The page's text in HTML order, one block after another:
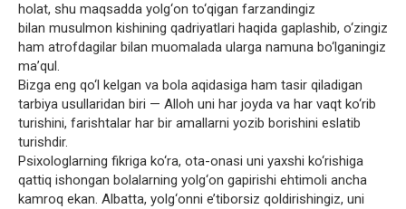
holat, shu maqsadda yolg‘on to‘qigan farzandingiz
bilan musulmon kishining qadriyatlari haqida gaplashib, o‘zingiz
ham atrofdagilar bilan muomalada ularga namuna bo‘lganingiz
ma’qul.
Bizga eng qo‘l kelgan va bola aqidasiga ham tasir qiladigan
tarbiya usullaridan biri — Alloh uni har joyda va har vaqt ko‘rib
turishini, farishtalar har bir amallarni yozib borishini eslatib
turishdir.
Psixologlarning fikriga ko‘ra, ota-onasi uni yaxshi ko‘rishiga
qattiq ishongan bolalarning yolg‘on gapirishi ehtimoli ancha
kamroq ekan. Albatta, yolg‘onni e’tiborsiz qoldirishingiz, uni